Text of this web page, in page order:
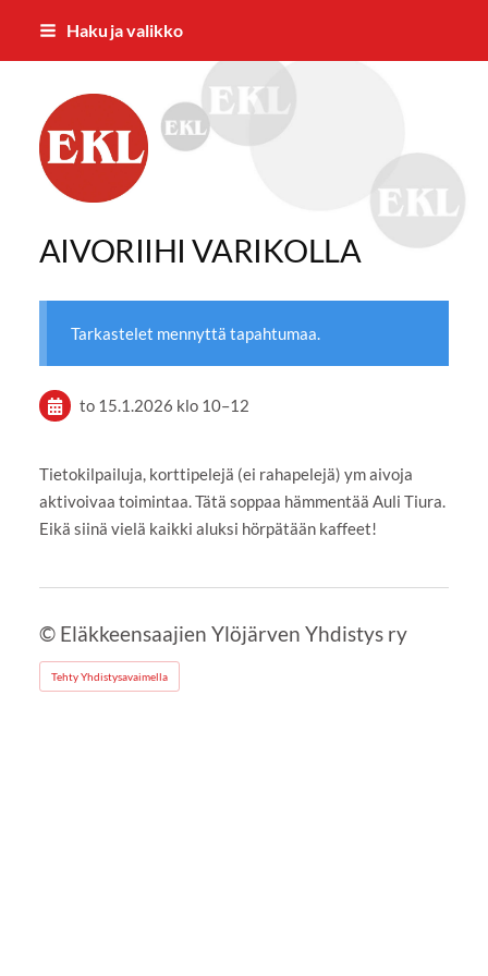
Siirry
Haku ja valikko
Eläkkeensaajien Ylöjärven yhdistys
AIVORIIHI VARIKOLLA
Tarkastelet mennyttä tapahtumaa.
to 15.1.2026 klo 10–12
Tietokilpailuja, korttipelejä (ei rahapelejä) ym aivoja
aktivoivaa toimintaa. Tätä soppaa hämmentää Auli Tiura.
Eikä siinä vielä kaikki aluksi hörpätään kaffeet!
© Eläkkeensaajien Ylöjärven Yhdistys ry
Tehty Yhdistysavaimella